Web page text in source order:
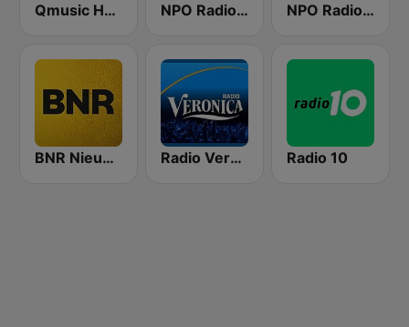
Qmusic Het Foute Uur NPO Radio 2 NPO Radio 5
BNR Nieuwsradio Radio Veronica Radio 10